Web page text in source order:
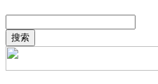
搜索